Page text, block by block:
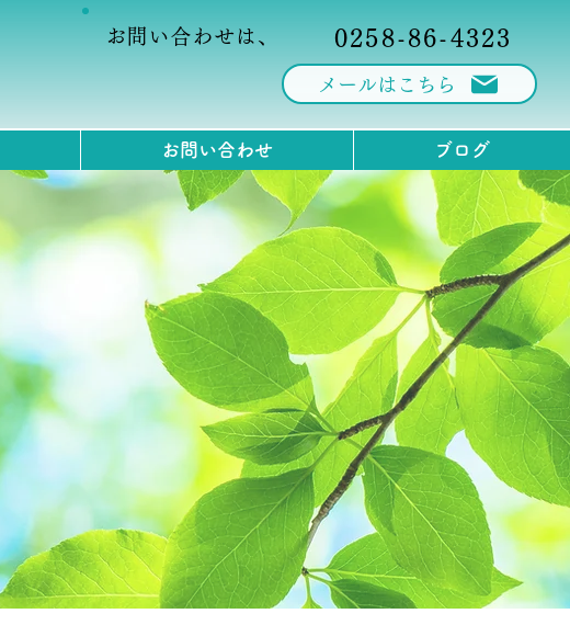
0258-86-4323
お問い合わせは、
メールはこちら
お問い合わせ ブログ